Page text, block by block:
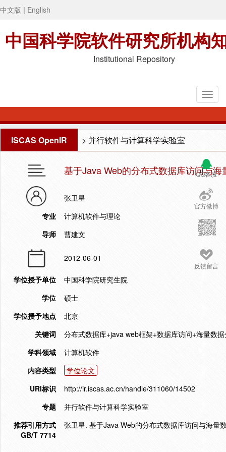
中文版 | English
中国科学院软件研究所机构
Institutional Repository
ISCAS OpenIR > 并行软件与计算科学实验室
QQ客服
官方微博
反馈留言
基于Java Web的分布式数据库访问与海
张卫星
专业
计算机软件与理论
导师
曹建文
2012-06-01
学位授予单位
中国科学院研究生院
学位
硕士
学位授予地点
北京
关键词
分布式数据库+java web框架+数据库访问+海量数
学科领域
计算机软件
内容类型
学位论文
URI标识
http://ir.iscas.ac.cn/handle/311060/14502
专题
并行软件与计算科学实验室
推荐引用方式
GB/T 7714
张卫星. 基于Java Web的分布式数据库访问与海量